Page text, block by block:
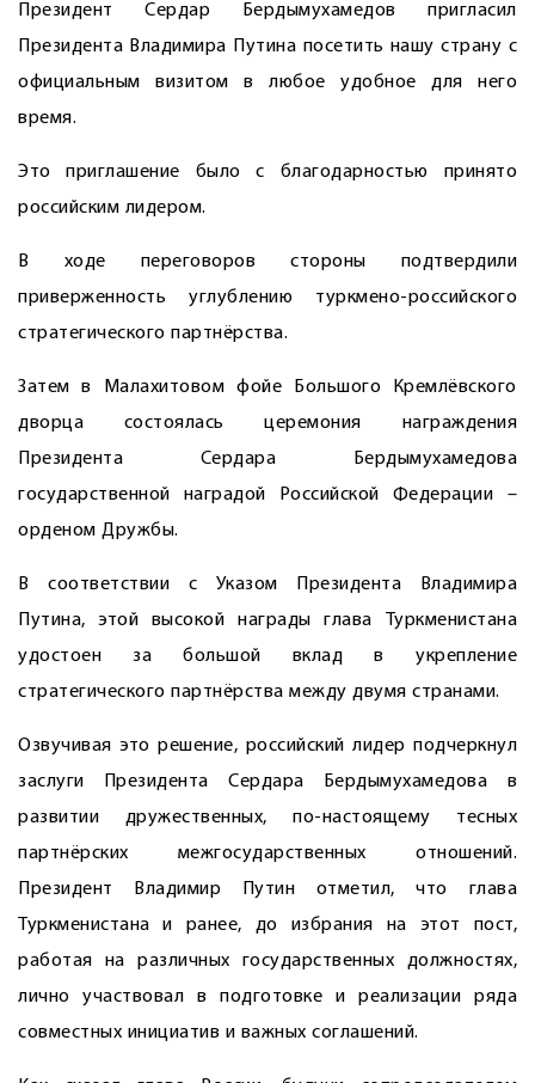
Президент Сердар Бердымухамедов пригласил
Президента Владимира Путина посетить нашу страну с
официальным визитом в любое удобное для него
время.
Это приглашение было с благодарностью принято
российским лидером.
В ходе переговоров стороны подтвердили
приверженность углублению туркмено-российского
стратегического партнёрства.
Затем в Малахитовом фойе Большого Кремлёвского
дворца состоялась церемония награждения
Президента Сердара Бердымухамедова
государственной наградой Российской Федерации –
орденом Дружбы.
В соответствии с Указом Президента Владимира
Путина, этой высокой награды глава Туркменистана
удостоен за большой вклад в укрепление
стратегического партнёрства между двумя странами.
Озвучивая это решение, российский лидер подчеркнул
заслуги Президента Сердара Бердымухамедова в
развитии дружественных, по-настоящему тесных
партнёрских межгосударственных отношений.
Президент Владимир Путин отметил, что глава
Туркменистана и ранее, до избрания на этот пост,
работая на различных государственных должностях,
лично участвовал в подготовке и реализации ряда
совместных инициатив и важных соглашений.